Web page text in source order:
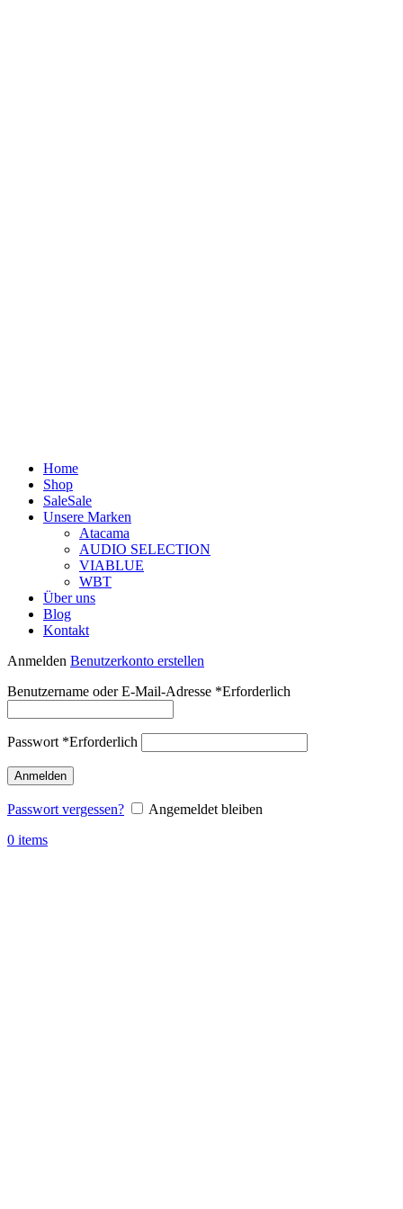
Home
Shop
SaleSale
Unsere Marken
Atacama
AUDIO SELECTION
VIABLUE
WBT
Über uns
Blog
Kontakt
Anmelden Benutzerkonto erstellen
Benutzername oder E-Mail-Adresse *Erforderlich
Passwort *Erforderlich
Anmelden
Passwort vergessen?
Angemeldet bleiben
0 items